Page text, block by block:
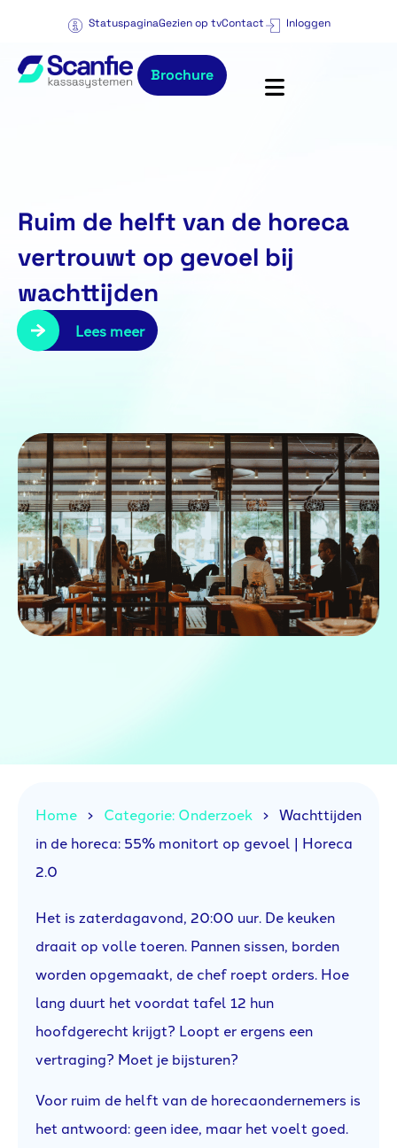
StatuspaginaGezien op tvContact Inloggen
Brochure
Ruim de helft van de horeca
vertrouwt op gevoel bij
wachttijden
Lees meer
Home Categorie: Onderzoek
Wachttijden
in de horeca: 55% monitort op gevoel | Horeca
2.0
Het is zaterdagavond, 20:00 uur. De keuken
draait op volle toeren. Pannen sissen, borden
worden opgemaakt, de chef roept orders. Hoe
lang duurt het voordat tafel 12 hun
hoofdgerecht krijgt? Loopt er ergens een
vertraging? Moet je bijsturen?
Voor ruim de helft van de horecaondernemers is
het antwoord: geen idee, maar het voelt goed.